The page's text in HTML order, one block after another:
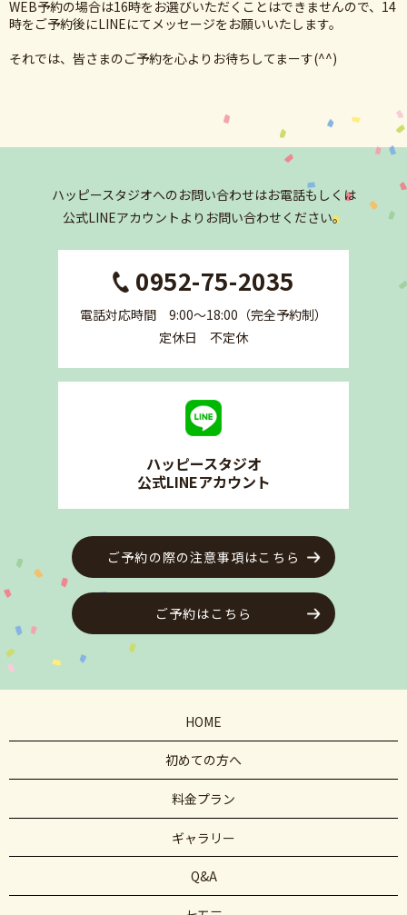
WEB予約の場合は16時をお選びいただくことはできませんので、14
時をご予約後にLINEにてメッセージをお願いいたします。
それでは、皆さまのご予約を心よりお待ちしてまーす(^^)
ハッピースタジオへの お問い合わせはお電話もしくは
公式LINEアカウントより お問い合わせください。
0952-75-2035
電話対応時間 9:00〜18:00（完全予約制）
定休日 不定休
ハッピースタジオ
公式LINEアカウント
ご予約の際の注意事項はこちら
ご予約はこちら
HOME
初めての方へ
料金プラン
ギャラリー
Q&A